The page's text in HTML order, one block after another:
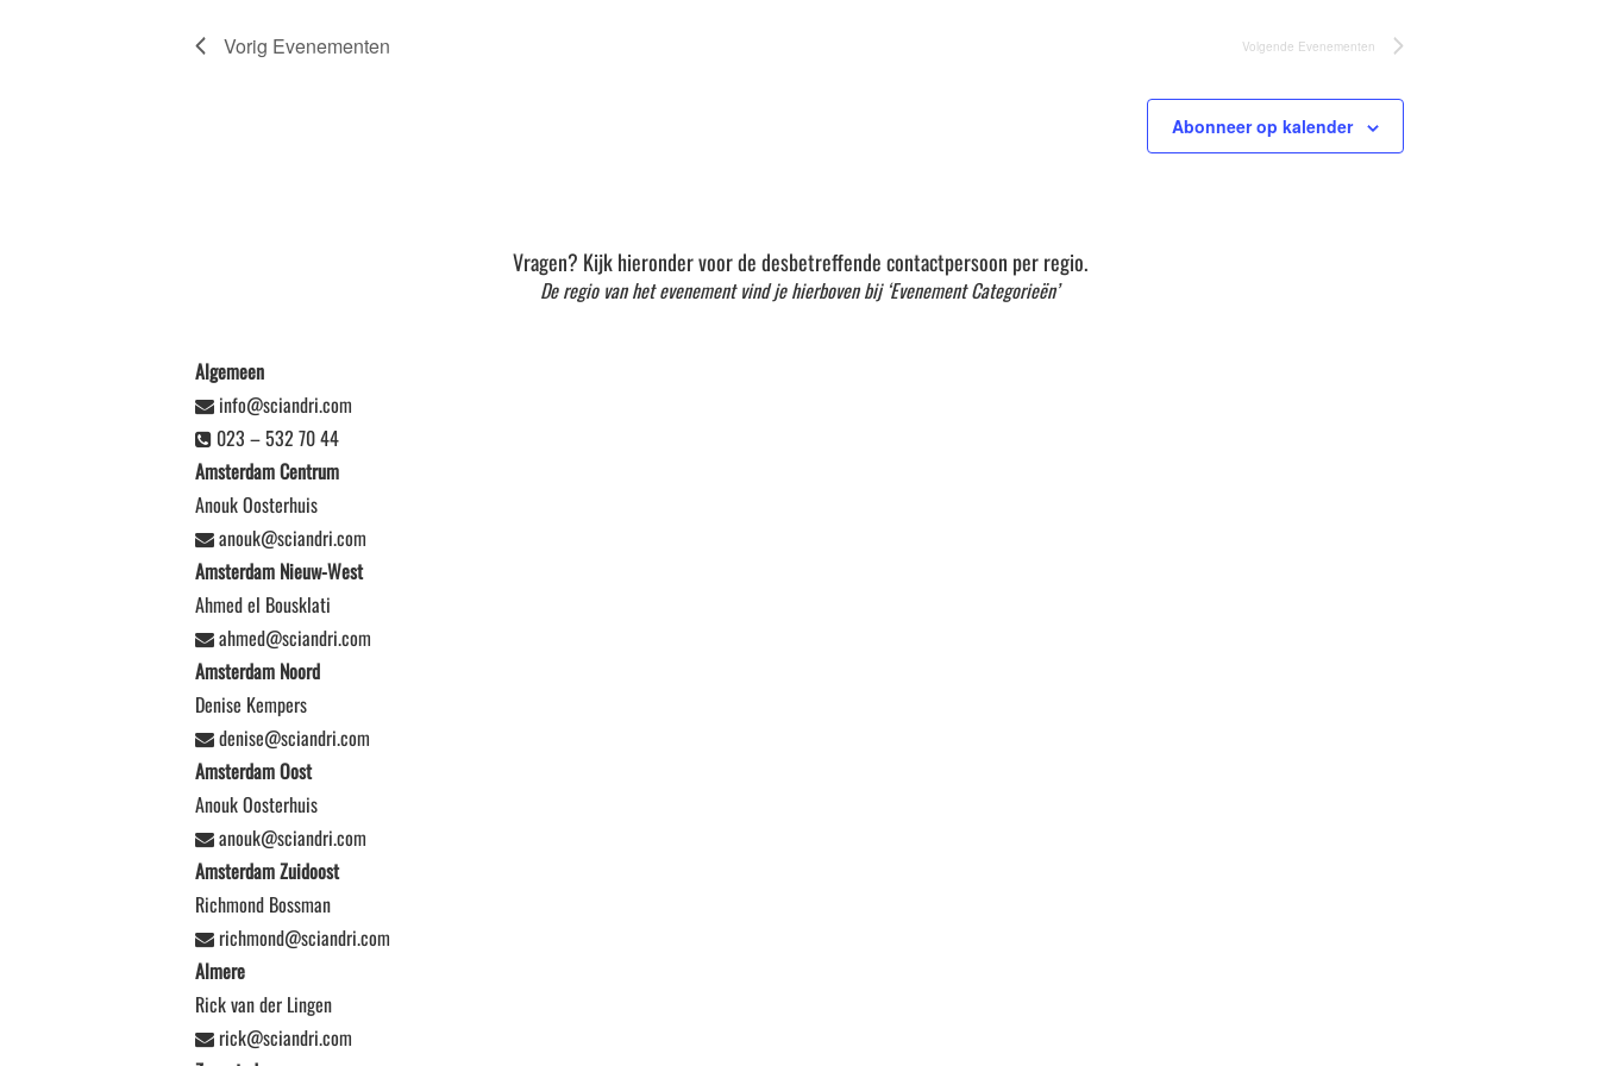
Vorig Evenementen Volgende Evenementen
Abonneer op kalender
Vragen? Kijk hieronder voor de desbetreffende contactpersoon per regio.
De regio van het evenement vind je hierboven bij ‘Evenement Categorieën’
Algemeen
info@sciandri.com
023 – 532 70 44
Amsterdam Centrum
Anouk Oosterhuis
anouk@sciandri.com
Amsterdam Nieuw-West
Ahmed el Bousklati
ahmed@sciandri.com
Amsterdam Noord
Denise Kempers
denise@sciandri.com
Amsterdam Oost
Anouk Oosterhuis
anouk@sciandri.com
Amsterdam Zuidoost
Richmond Bossman
richmond@sciandri.com
Almere
Rick van der Lingen
rick@sciandri.com